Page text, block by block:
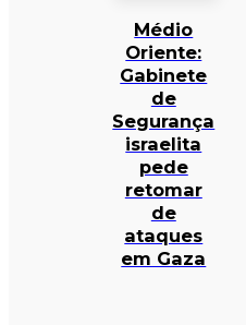
Médio
Oriente:
Gabinete
de
Segurança
israelita
pede
retomar
de
ataques
em Gaza